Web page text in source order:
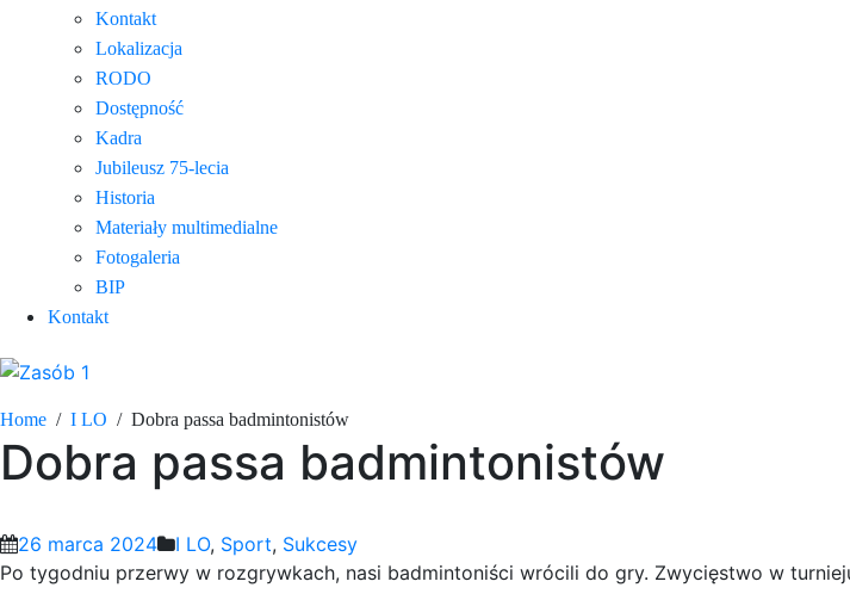
Kontakt
Lokalizacja
RODO
Dostępność
Kadra
Jubileusz 75-lecia
Historia
Materiały multimedialne
Fotogaleria
BIP
Kontakt
Home I LO Dobra passa badmintonistów
Dobra passa badmintonistów
26 marca 2024 I LO, Sport, Sukcesy
Po tygodniu przerwy w rozgrywkach, nasi badmintoniści wrócili do gry. Zwycięstwo w